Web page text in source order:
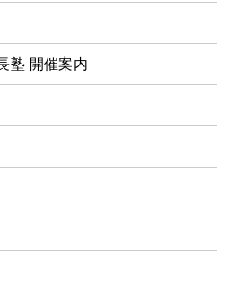
塾 開催案内